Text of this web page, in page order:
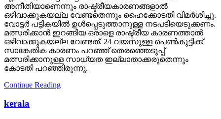
അനീതിയാണെന്നും രാഷ്ട്രീയകാരണങ്ങളാല്‍
ഒഴിവാക്കുകയല്ല വേണ്ടതെന്നും ഹൈക്കോടതി വിമര്‍ശിച്ചു.
വോട്ടര്‍ പട്ടികയില്‍ ഉള്‍പ്പെടുത്താനുള്ള നടപടിയെടുക്കണം.
മത്സരിക്കാന്‍ ഇറങ്ങിയ ഒരാളെ രാഷ്ട്രീയ കാരണത്താല്‍
ഒഴിവാക്കുകയല്ല വേണ്ടത്. 24 വയസുള്ള പെണ്‍കുട്ടിക്ക്
സാങ്കേതിക കാരണം പറഞ്ഞ് തെരഞ്ഞെടുപ്പ്
മത്സരിക്കാനുള്ള സാധ്യത ഇല്ലാതാക്കരുതെന്നും
കോടതി പറഞ്ഞിരുന്നു.
Continue Reading
kerala